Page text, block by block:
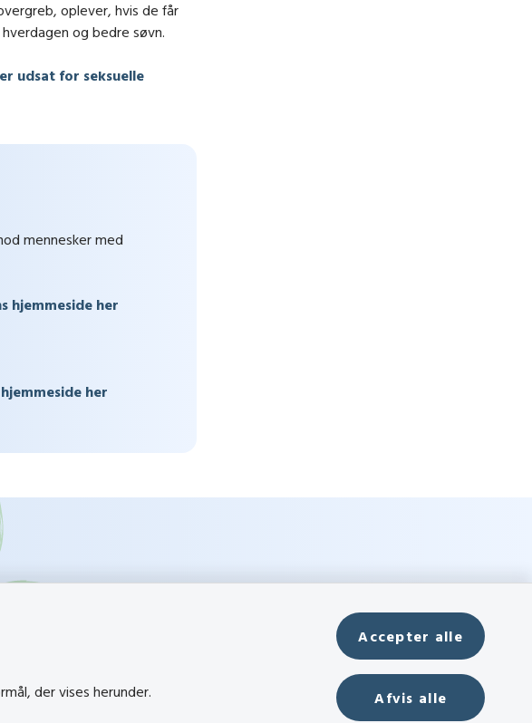
oplever, hvis de får
og bedre søvn.
udsat for seksuelle
mennesker med
hjemmeside her
her
der vises herunder.
Accepter alle
Afvis alle